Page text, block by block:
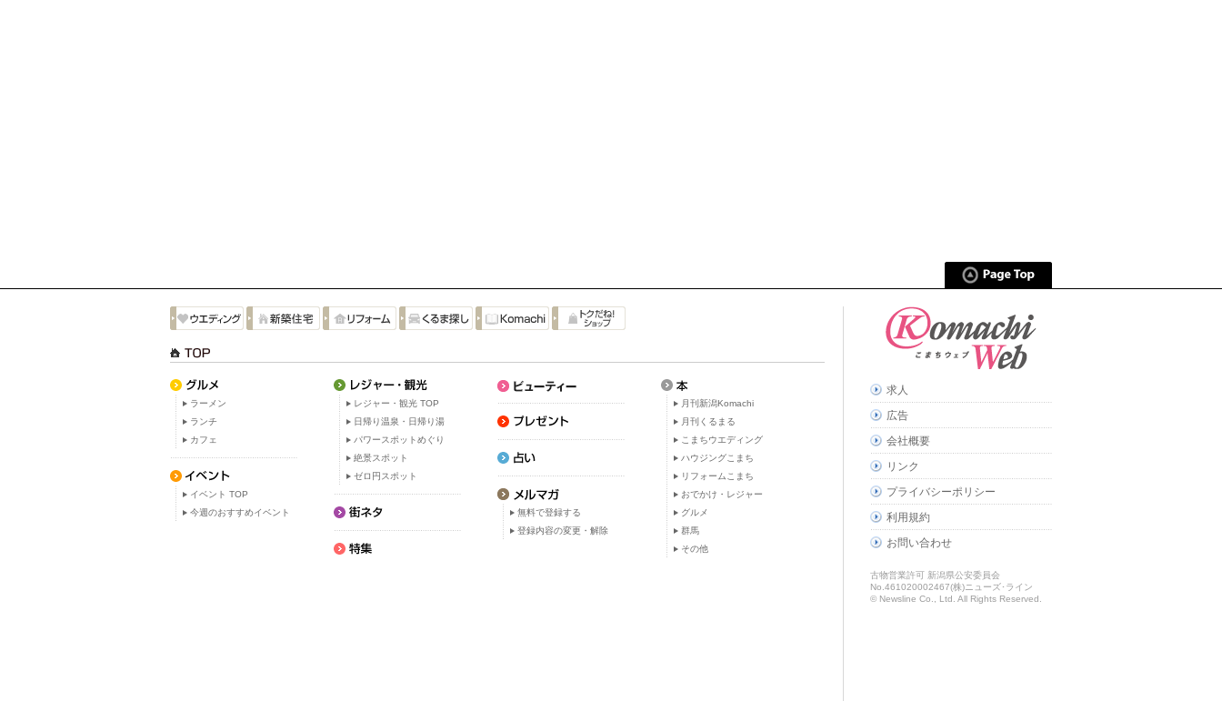
ラーメン
ランチ
カフェ
イベント TOP
今週のおすすめイベント
レジャー・観光 TOP
日帰り温泉・日帰り湯
パワースポットめぐり
絶景スポット
ゼロ円スポット
無料で登録する
登録内容の変更・解除
月刊新潟Komachi
月刊くるまる
こまちウエディング
ハウジングこまち
リフォームこまち
おでかけ・レジャー
グルメ
群馬
その他
求人
広告
会社概要
リンク
プライバシーポリシー
利用規約
お問い合わせ
古物営業許可 新潟県公安委員会
No.461020002467(株)ニューズ･ライン
© Newsline Co., Ltd. All Rights Reserved.